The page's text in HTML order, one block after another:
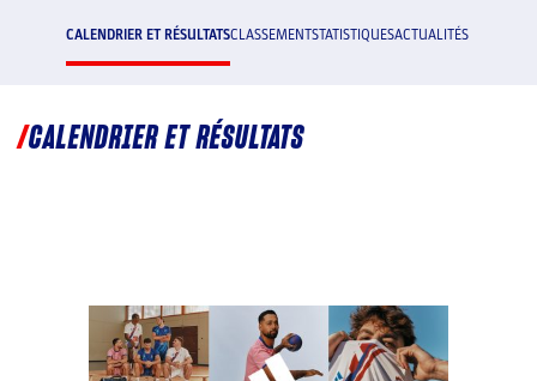
CALENDRIER ET RÉSULTATSCLASSEMENTSTATISTIQUESACTUALITÉS
CALENDRIER ET RÉSULTATS